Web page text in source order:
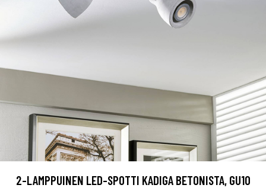
2-LAMPPUINEN LED-SPOTTI KADIGA BETONISTA, GU10